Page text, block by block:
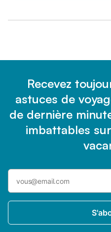
Recevez
astuces de
de dernière
imbattables